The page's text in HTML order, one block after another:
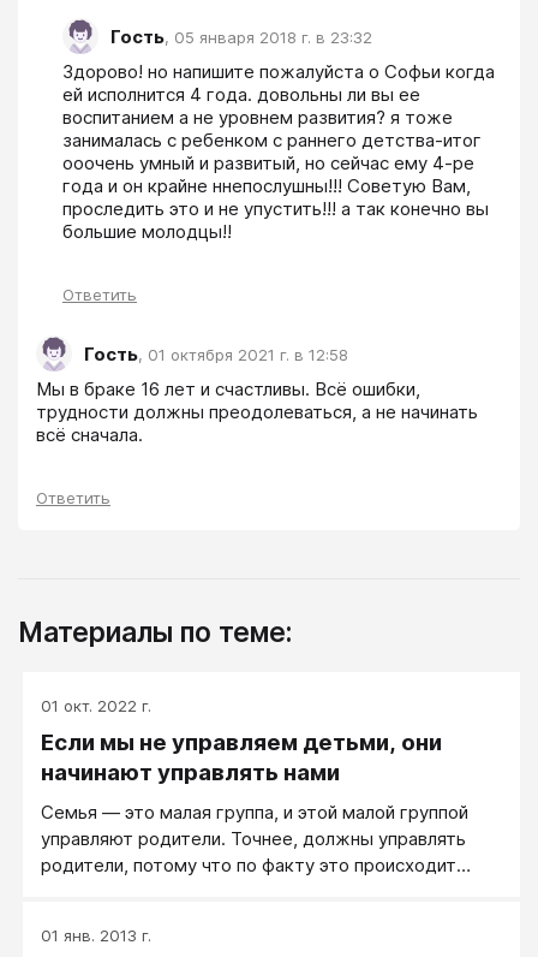
Гость, 05 января 2018 г. в 23:32
Здорово! но напишите пожалуйста о Софьи когда
ей исполнится 4 года. довольны ли вы ее
воспитанием а не уровнем развития? я тоже
занималась с ребенком с раннего детства-итог
ооочень умный и развитый, но сейчас ему 4-ре
года и он крайне ннепослушны!!! Советую Вам,
проследить это и не упустить!!! а так конечно вы
большие молодцы!!
Ответить
Гость, 01 октября 2021 г. в 12:58
Мы в браке 16 лет и счастливы. Всё ошибки,
трудности должны преодолеваться, а не начинать
всё сначала.
Ответить
Материалы по теме:
01 окт. 2022 г.
Если мы не управляем детьми, они
начинают управлять нами
Семья — это малая группа, и этой малой группой
управляют родители. Точнее, должны управлять
родители, потому что по факту это происходит
01 янв. 2013 г.